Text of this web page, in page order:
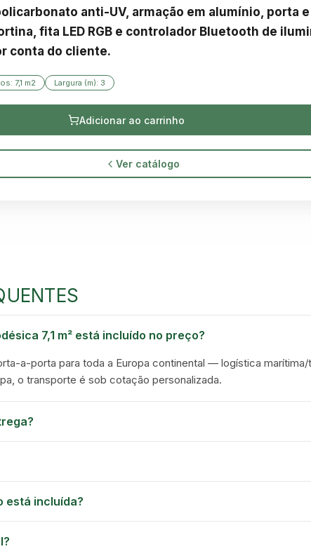
GREEN VILLAGE
MOBILE HOMES
anti-UV, armação em alumínio, porta
fita LED RGB e controlador Bluetooth de
conta do cliente.
7,1 m2 Largura (m): 3
Adicionar ao carrinho
Ver catálogo
7,1 m² está incluído no preço?
a-porta para toda a Europa continental — logística
o transporte é sob cotação personalizada.
está incluída?